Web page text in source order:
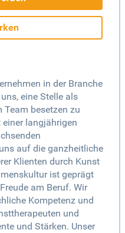
in der Branche
eine Stelle als
besetzen zu
einer langjährigen
auf die ganzheitliche
Klienten durch Kunst
ist geprägt
am Beruf. Wir
Kompetenz und
und
und Stärken. Unser